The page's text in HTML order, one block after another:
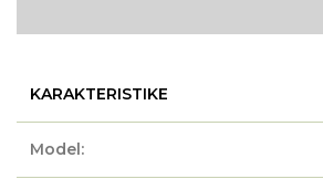
KARAKTERISTIKE
Model: